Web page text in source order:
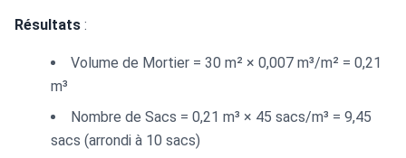
Résultats :
Volume de Mortier = 30 m² × 0,007 m³/m² = 0,21
m³
Nombre de Sacs = 0,21 m³ × 45 sacs/m³ = 9,45
sacs (arrondi à 10 sacs)